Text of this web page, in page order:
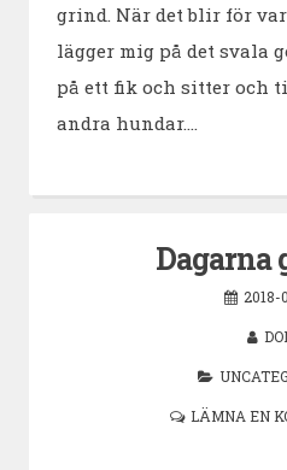
grind. När det blir för
lägger mig på det svala
på ett fik och sitter och
andra hundar.…
Dagarna
2018-
LÄMNA EN